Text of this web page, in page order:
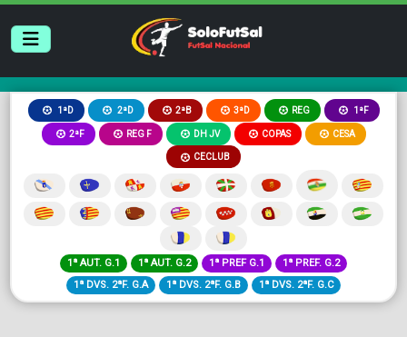
1ªD 2ªD 2ªB 3ªD REG 1ªF
2ªF REG F DH JV COPAS CESA
CECLUB
1ª AUT. G.1 1ª AUT. G.2 1ª PREF G.1
1ª PREF. G.2
1ª DVS. 2ªF. G.A
1ª DVS. 2ªF. G.B 1ª DVS. 2ªF. G.C